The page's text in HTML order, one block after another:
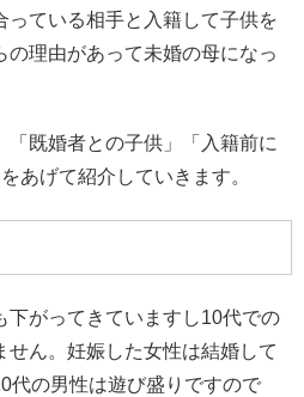
っている相手と入籍して子供を
の理由があって未婚の母になっ
「既婚者との子供」「入籍前に
あげて紹介していきます。
下がってきていますし10代での
せん。妊娠した女性は結婚して
代の男性は遊び盛りですので